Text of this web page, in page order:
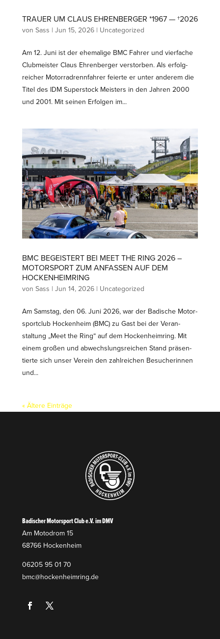
TRAUER UM CLAUS EHREN­BERGER *1967 — †2026
von Sass | Jun 15, 2026| Uncategorized
Am 12. Juni ist der ehemalige BMC Fahrer und vierfache
Clubmeister Claus Ehren­berger verstorben. Als erfolg­
reicher Motor­rad­renn­fahrer feierte er unter anderem die
Titel des IDM Super­stock Meisters in den Jahren 2000
und 2001. Mit seinen Erfolgen im...
BMC BEGEISTERT BEI MEET THE RING 2026 –
MOTOR­SPORT ZUM ANFASSEN AUF DEM
HOCKENHEIMRING
von Sass | Jun 14, 2026| Uncategorized
Am Samstag, den 06. Juni 2026, war der Badische Motor­
sportclub Hockenheim (BMC) zu Gast bei der Veran­
staltung „Meet the Ring“ auf dem Hocken­heimring. Mit
einem großen und abwechs­lungs­reichen Stand präsen­
tierte sich unser Verein den zahlreichen Besuche­rinnen
und...
« Ältere Einträge
Badischer Motorsport Club e.V. im DMV
Am Motodrom 15
68766 Hockenheim
06205 95 01 70
bmc@hockenheimring.de